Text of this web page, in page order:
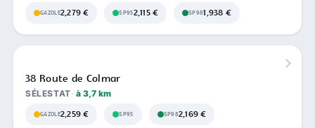
GAZOLE2,279 € SP952,115 € SP981,938 €
38 Route de Colmar
SÉLESTAT à 3,7 km
GAZOLE2,259 € SP95 SP982,169 €